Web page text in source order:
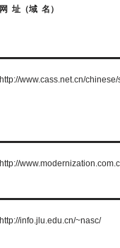
网 址（域 名）
http://www.cass.net.cn/
http://
http://info.jlu.edu.cn/~nasc/